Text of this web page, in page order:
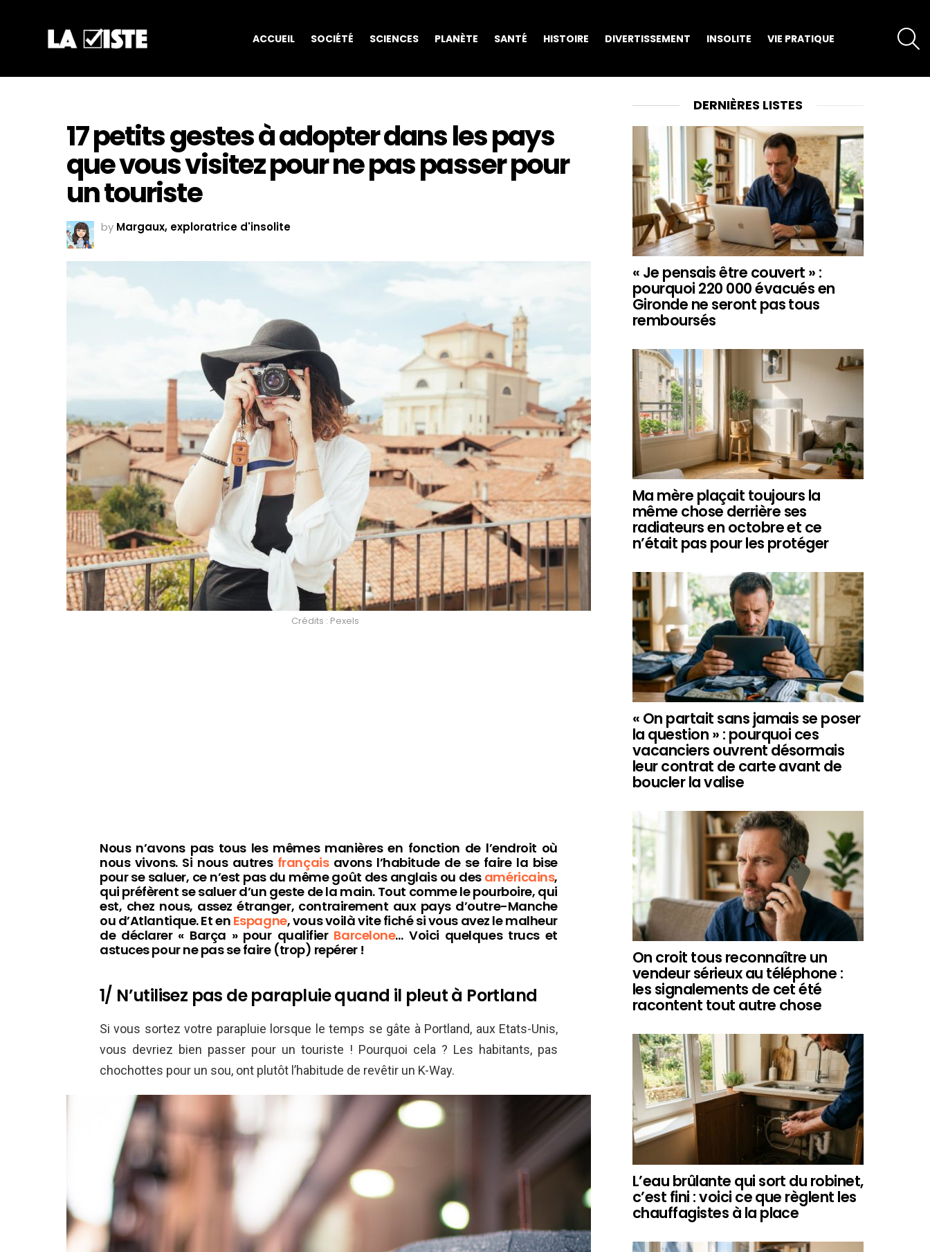
ACCUEIL SOCIÉTÉ SCIENCES PLANÈTE SANTÉ HISTOIRE DIVERTISSEMENT INSOLITE VIE PRATIQUE
17 petits gestes à adopter dans les pays
que vous visitez pour ne pas passer pour
un touriste
by Margaux, exploratrice d'insolite
Crédits : Pexels
Nous n’avons pas tous les mêmes manières en fonction de l’endroit où
nous vivons. Si nous autres français avons l’habitude de se faire la bise
pour se saluer, ce n’est pas du même goût des anglais ou des américains,
qui préfèrent se saluer d’un geste de la main. Tout comme le pourboire, qui
est, chez nous, assez étranger, contrairement aux pays d’outre-Manche
ou d’Atlantique. Et en Espagne, vous voilà vite fiché si vous avez le malheur
de déclarer « Barça » pour qualifier Barcelone… Voici quelques trucs et
astuces pour ne pas se faire (trop) repérer !
1/ N’utilisez pas de parapluie quand il pleut à Portland
Si vous sortez votre parapluie lorsque le temps se gâte à Portland, aux Etats-Unis,
vous devriez bien passer pour un touriste ! Pourquoi cela ? Les habitants, pas
chochottes pour un sou, ont plutôt l’habitude de revêtir un K-Way.
DERNIÈRES LISTES
« Je pensais être couvert » :
pourquoi 220 000 évacués en
Gironde ne seront pas tous
remboursés
Ma mère plaçait toujours la
même chose derrière ses
radiateurs en octobre et ce
n’était pas pour les protéger
« On partait sans jamais se poser
la question » : pourquoi ces
vacanciers ouvrent désormais
leur contrat de carte avant de
boucler la valise
On croit tous reconnaître un
vendeur sérieux au téléphone :
les signalements de cet été
racontent tout autre chose
L’eau brûlante qui sort du robinet,
c’est fini : voici ce que règlent les
chauffagistes à la place